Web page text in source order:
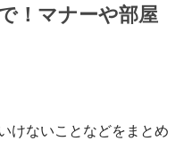
！マナーや部屋
けないことなどをまとめ